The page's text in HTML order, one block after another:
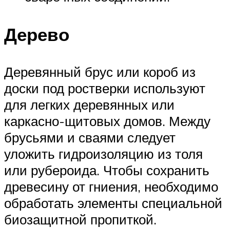
Дерево
Деревянный брус или короб из
доски под ростверки используют
для легких деревянных или
каркасно-щитовых домов. Между
брусьями и сваями следует
уложить гидроизоляцию из толя
или рубероида. Чтобы сохранить
древесину от гниения, необходимо
обработать элементы специальной
биозащитной пропиткой.